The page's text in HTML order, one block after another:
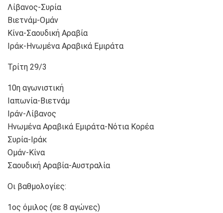
Λίβανος-Συρία
Βιετνάμ-Ομάν
Κίνα-Σαουδική Αραβία
Ιράκ-Ηνωμένα Αραβικά Εμιράτα
Τρίτη 29/3
10η αγωνιστική
Ιαπωνία-Βιετνάμ
Ιράν-Λίβανος
Ηνωμένα Αραβικά Εμιράτα-Νότια Κορέα
Συρία-Ιράκ
Ομάν-Κίνα
Σαουδική Αραβία-Αυστραλία
Οι βαθμολογίες:
1ος όμιλος (σε 8 αγώνες)